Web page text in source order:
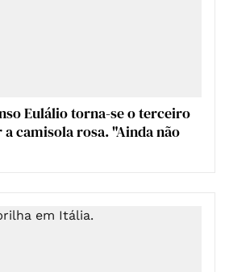
Eulálio torna-se o terceiro
camisola rosa. "Ainda não